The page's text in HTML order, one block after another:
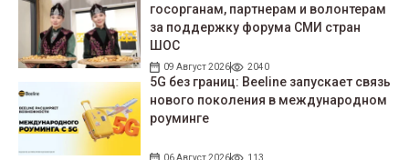
госорганам, партнерам и волонтерам
за поддержку форума СМИ стран
ШОС
09 Август 2026 2040
5G без границ: Beeline запускает связь
нового поколения в международном
роуминге
06 Август 2026 113